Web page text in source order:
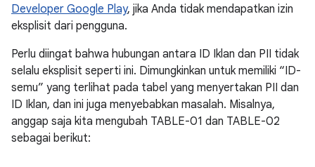
Developer Google Play, jika Anda tidak mendapatkan izin
eksplisit dari pengguna.
Perlu diingat bahwa hubungan antara ID Iklan dan PII tidak
selalu eksplisit seperti ini. Dimungkinkan untuk memiliki “ID-
semu” yang terlihat pada tabel yang menyertakan PII dan
ID Iklan, dan ini juga menyebabkan masalah. Misalnya,
anggap saja kita mengubah TABLE-01 dan TABLE-02
sebagai berikut: